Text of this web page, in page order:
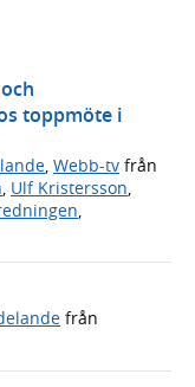
toppmöte i
Webb-tv från
Ulf Kristersson
från